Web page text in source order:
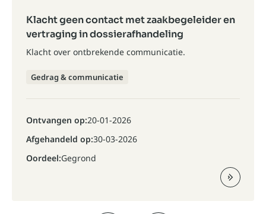
Klacht geen contact met zaakbegeleider en
vertraging in dossierafhandeling
Klacht over ontbrekende communicatie.
Gedrag & communicatie
Ontvangen op:20-01-2026
Afgehandeld op:30-03-2026
Oordeel:Gegrond